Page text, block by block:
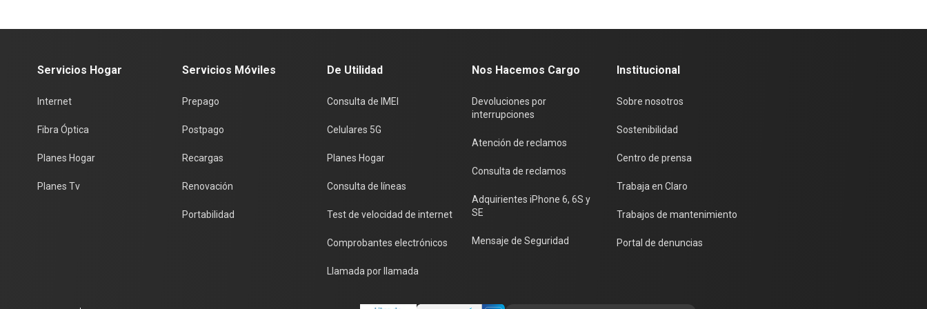
Servicios Hogar
Internet
Fibra Óptica
Planes Hogar
Planes Tv
Servicios Móviles
Prepago
Postpago
Recargas
Renovación
Portabilidad
De Utilidad
Consulta de IMEI
Celulares 5G
Planes Hogar
Consulta de líneas
Test de velocidad de internet
Comprobantes electrónicos
Llamada por llamada
Nos Hacemos Cargo
Devoluciones por
interrupciones
Atención de reclamos
Consulta de reclamos
Adquirientes iPhone 6, 6S y
SE
Mensaje de Seguridad
Institucional
Sobre nosotros
Sostenibilidad
Centro de prensa
Trabaja en Claro
Trabajos de mantenimiento
Portal de denuncias